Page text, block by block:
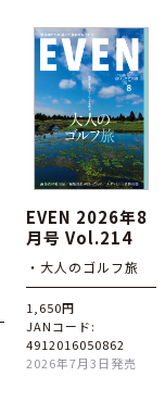
EVEN 2026年8
月号 Vol.214
・大人のゴルフ旅
1,650円
JANコード:
4912016050862
2026年7月3日発売